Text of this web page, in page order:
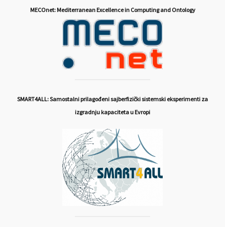
MECOnet: Mediterranean Excellence in Computing and Ontology
SMART4ALL: Samostalni prilagođeni sajberfizički sistemski eksperimenti za
izgradnju kapaciteta u Evropi